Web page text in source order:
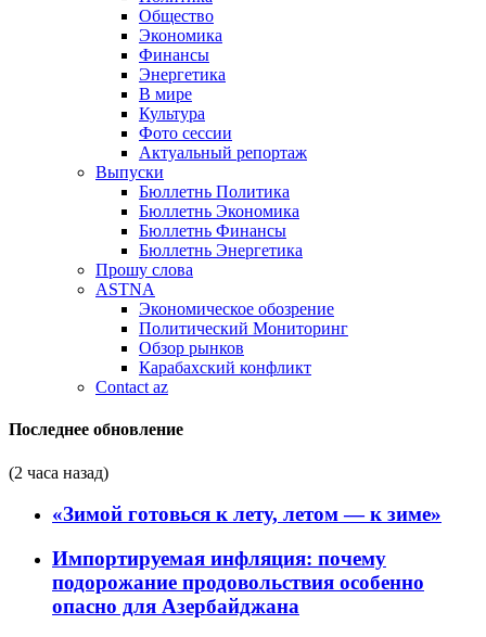
Общество
Экономика
Финансы
Энергетика
В мире
Культура
Фото сессии
Актуальный репортаж
Выпуски
Бюллетнь Политика
Бюллетнь Экономика
Бюллетнь Финансы
Бюллетнь Энергетика
Прошу слова
ASTNA
Экономическое обозрение
Политический Мониторинг
Обзор рынков
Карабахский конфликт
Contact az
Последнее обновление
(2 часа назад)
«Зимой готовься к лету, летом — к зиме»
Импортируемая инфляция: почему
подорожание продовольствия особенно
опасно для Азербайджана